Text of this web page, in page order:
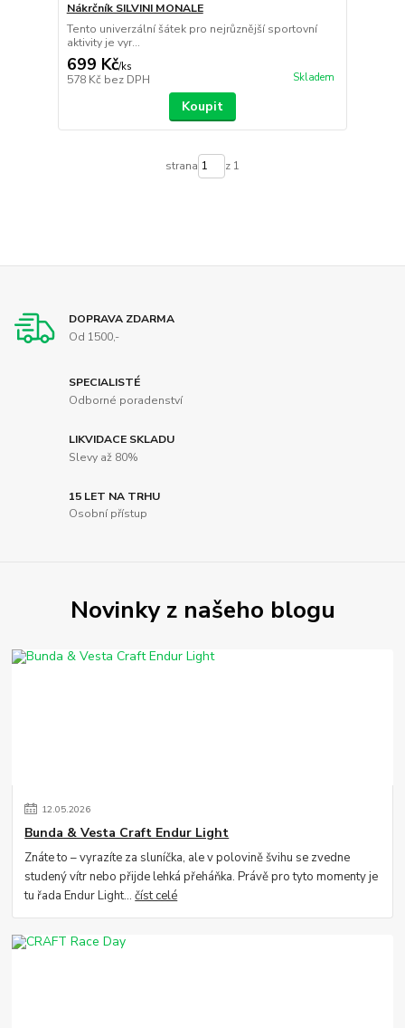
Nákrčník SILVINI MONALE
Tento univerzální šátek pro nejrůznější sportovní
aktivity je vyr...
699 Kč/ks
578 Kč bez DPH Skladem
Koupit
strana z 1
DOPRAVA ZDARMA
Od 1500,-
SPECIALISTÉ
Odborné poradenství
LIKVIDACE SKLADU
Slevy až 80%
15 LET NA TRHU
Osobní přístup
Novinky z našeho blogu
12.05.2026
Bunda & Vesta Craft Endur Light
Znáte to – vyrazíte za sluníčka, ale v polovině švihu se zvedne
studený vítr nebo přijde lehká přeháňka. Právě pro tyto momenty je
tu řada Endur Light...číst celé